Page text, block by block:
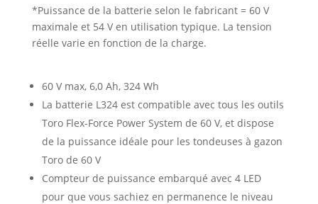
*Puissance de la batterie selon le fabricant = 60 V
maximale et 54 V en utilisation typique. La tension
réelle varie en fonction de la charge.
60 V max, 6,0 Ah, 324 Wh
La batterie L324 est compatible avec tous les outils
Toro Flex-Force Power System de 60 V, et dispose
de la puissance idéale pour les tondeuses à gazon
Toro de 60 V
Compteur de puissance embarqué avec 4 LED
pour que vous sachiez en permanence le niveau